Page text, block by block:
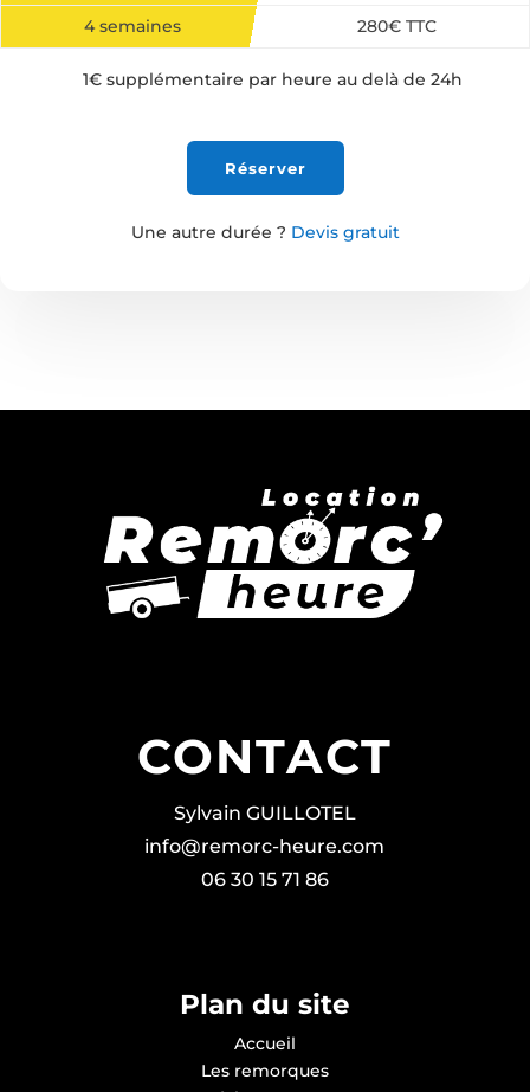
4 semaines
280€ TTC
1€ supplémentaire par heure au delà de 24h
Réserver
Une autre durée ? Devis gratuit
CONTACT
Sylvain GUILLOTEL
info@remorc-heure.com
06 30 15 71 86
Plan du site
Accueil
Les remorques